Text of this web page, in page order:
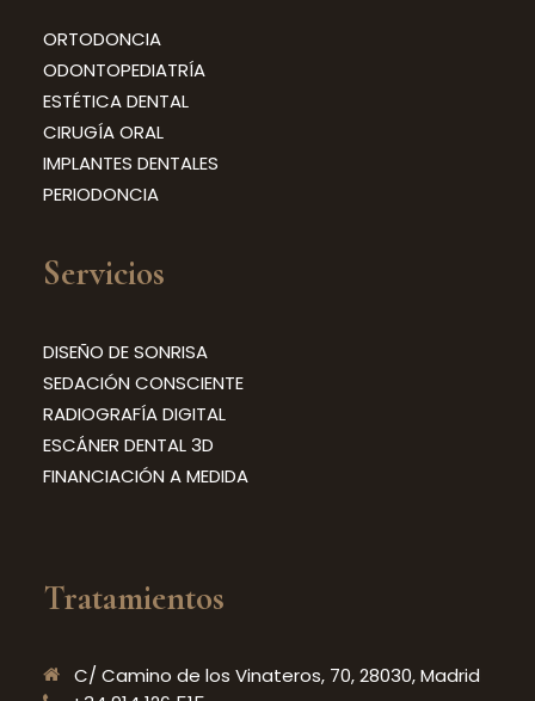
ORTODONCIA
ODONTOPEDIATRÍA
ESTÉTICA DENTAL
CIRUGÍA ORAL
IMPLANTES DENTALES
PERIODONCIA
Servicios
DISEÑO DE SONRISA
SEDACIÓN CONSCIENTE
RADIOGRAFÍA DIGITAL
ESCÁNER DENTAL 3D
FINANCIACIÓN A MEDIDA
Tratamientos
C/ Camino de los Vinateros, 70, 28030, Madrid